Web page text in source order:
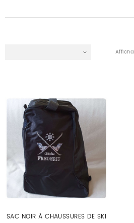
SAC NOIR À CHAUSSURES DE SKI